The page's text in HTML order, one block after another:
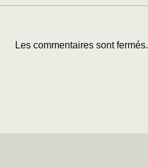
Les commentaires sont fermés.